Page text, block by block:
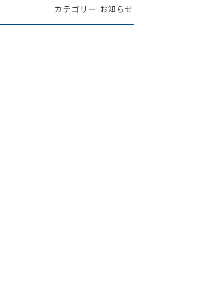
カテゴリー お知らせ